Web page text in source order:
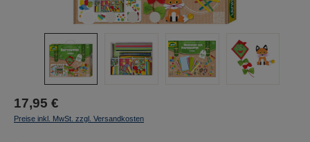
17,95 €
Preise inkl. MwSt. zzgl. Versandkosten